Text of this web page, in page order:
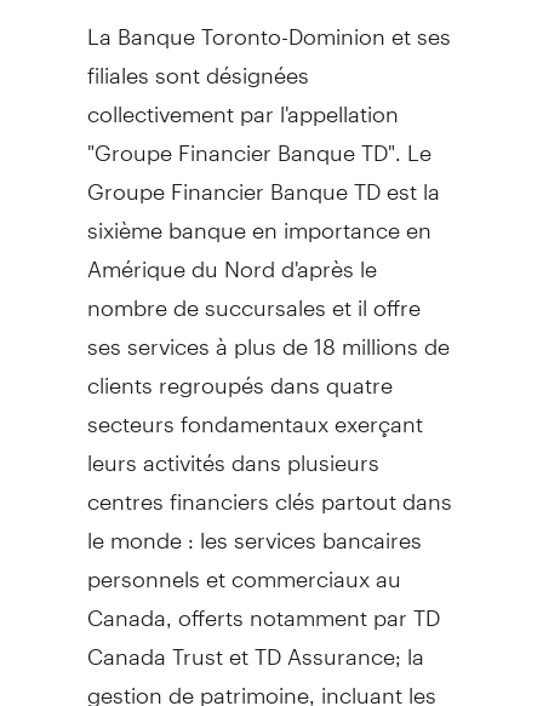
La Banque Toronto-Dominion et ses
filiales sont désignées
collectivement par l'appellation
"Groupe Financier Banque TD". Le
Groupe Financier Banque TD est la
sixième banque en importance en
Amérique du Nord d'après le
nombre de succursales et il offre
ses services à plus de 18 millions de
clients regroupés dans quatre
secteurs fondamentaux exerçant
leurs activités dans plusieurs
centres financiers clés partout dans
le monde : les services bancaires
personnels et commerciaux au
Canada, offerts notamment par TD
Canada Trust et TD Assurance; la
gestion de patrimoine, incluant les